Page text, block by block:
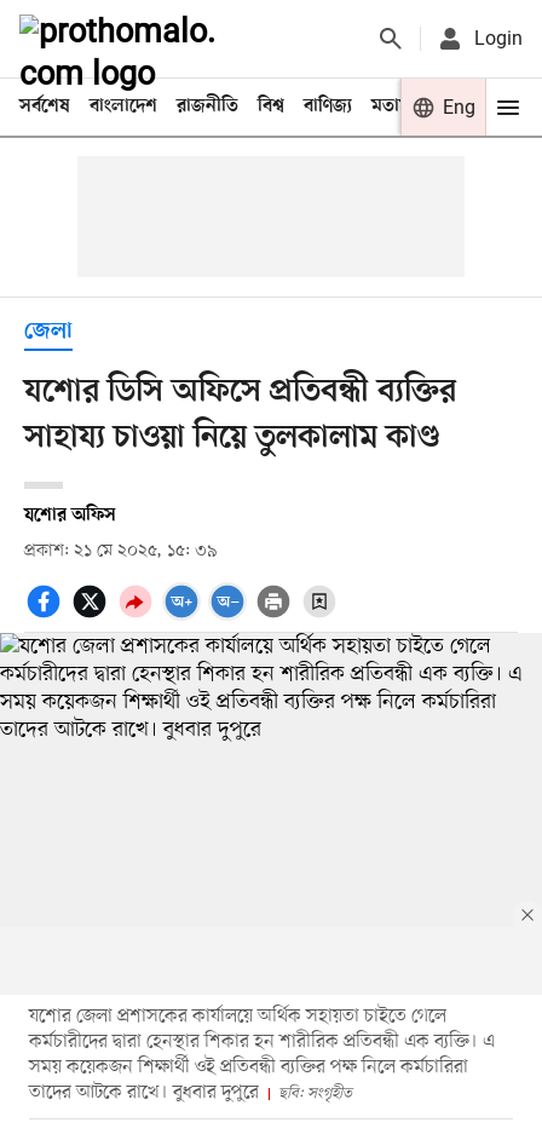
Login
সর্বশেষ বাংলাদেশ রাজনীতি বিশ্ব বাণিজ্য মতামত খেলা
Eng
জেলা
যশোর ডিসি অফিসে প্রতিবন্ধী ব্যক্তির
সাহায্য চাওয়া নিয়ে তুলকালাম কাণ্ড
যশোর অফিস
প্রকাশ: ২১ মে ২০২৫, ১৫: ৩৯
যশোর জেলা প্রশাসকের কার্যালয়ে অর্থিক সহায়তা চাইতে গেলে
কর্মচারীদের দ্বারা হেনস্থার শিকার হন শারীরিক প্রতিবন্ধী এক ব্যক্তি। এ
সময় কয়েকজন শিক্ষার্থী ওই প্রতিবন্ধী ব্যক্তির পক্ষ নিলে কর্মচারিরা
তাদের আটকে রাখে। বুধবার দুপুরে
ছবি: সংগৃহীত